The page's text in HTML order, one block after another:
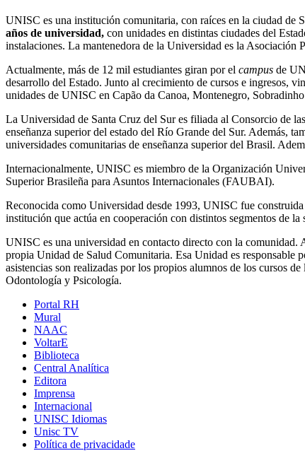
UNISC es una institución comunitaria, con raíces en la ciudad de
años de universidad, con unidades en distintas ciudades del
instalaciones. La mantenedora de la Universidad es la Asociación
Actualmente, más de 12 mil estudiantes giran por el campus de
desarrollo del Estado. Junto al crecimiento de cursos e ingresos,
unidades de UNISC en Capão da Canoa, Montenegro,
La Universidad de Santa Cruz del Sur es filiada al Consorcio de
enseñanza superior del estado del Río Grande del Sur. Además,
universidades comunitarias de enseñanza superior del Brasil.
Internacionalmente, UNISC es miembro de la Organización
Superior Brasileña para Asuntos Internacionales (FAUBAI).
Reconocida como Universidad desde 1993, UNISC fue
institución que actúa en cooperación con distintos segmentos de
UNISC es una universidad en contacto directo con la comunidad.
propia Unidad de Salud Comunitaria. Esa Unidad es responsable
asistencias son realizadas por los propios alumnos de los cursos
Odontología y Psicología.
Portal RH
Mural
NAAC
VoltarE
Biblioteca
Central Analítica
Editora
Imprensa
Internacional
UNISC Idiomas
Unisc TV
Política de privacidade